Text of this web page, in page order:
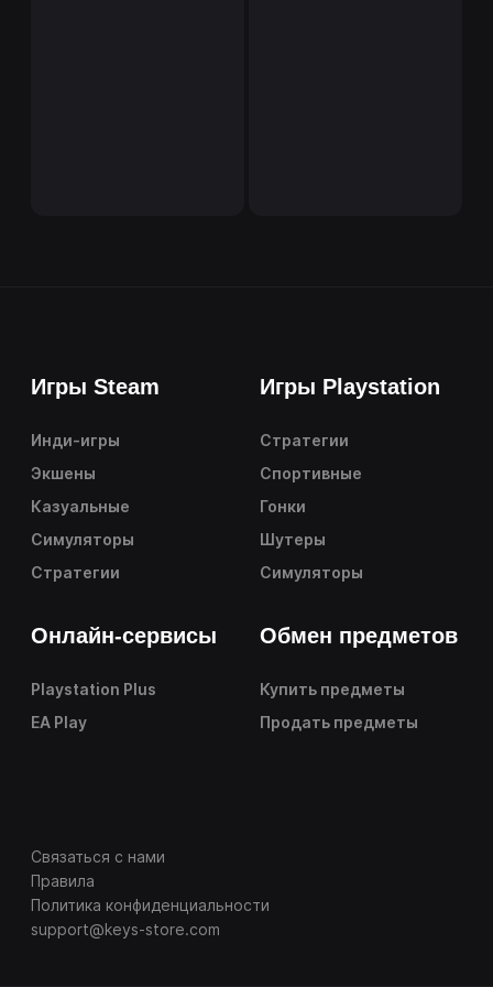
Игры Steam
Инди-игры
Экшены
Казуальные
Симуляторы
Стратегии
Игры Playstation
Стратегии
Спортивные
Гонки
Шутеры
Симуляторы
Онлайн-сервисы
Playstation Plus
EA Play
Обмен предметов
Купить предметы
Продать предметы
Связаться с нами
Правила
Политика конфиденциальности
support@keys-store.com